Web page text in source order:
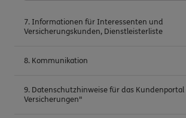
7. Informationen für Interessenten und
Versicherungskunden, Dienstleisterliste
8. Kommunikation
9. Datenschutzhinweise für das Kundenportal
Versicherungen"